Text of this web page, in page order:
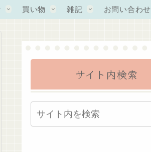
買い物 雑記 お問い合わせ
サイト内検索